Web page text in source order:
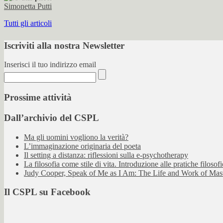
Simonetta Putti
Tutti gli articoli
Iscriviti alla nostra Newsletter
Inserisci il tuo indirizzo email
Prossime attività
Dall’archivio del CSPL
Ma gli uomini vogliono la verità?
L’immaginazione originaria del poeta
Il setting a distanza: riflessioni sulla e-psychotherapy
La filosofia come stile di vita. Introduzione alle pratiche
Judy Cooper, Speak of Me as I Am: The Life and Work of
Il CSPL su Facebook